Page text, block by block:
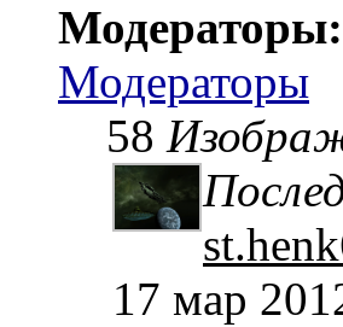
Модераторы:
Модераторы
58
17 мар